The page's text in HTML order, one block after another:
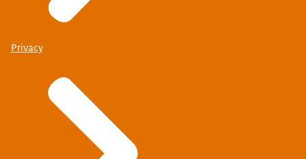
Privacy